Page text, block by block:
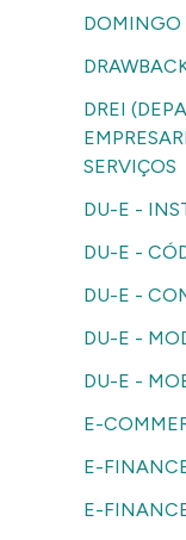
DOMINGO
DREI
SERVIÇOS
DU-E -
DU-E -
DU-E -
DU-E -
DU-E -
E-
E-
E-